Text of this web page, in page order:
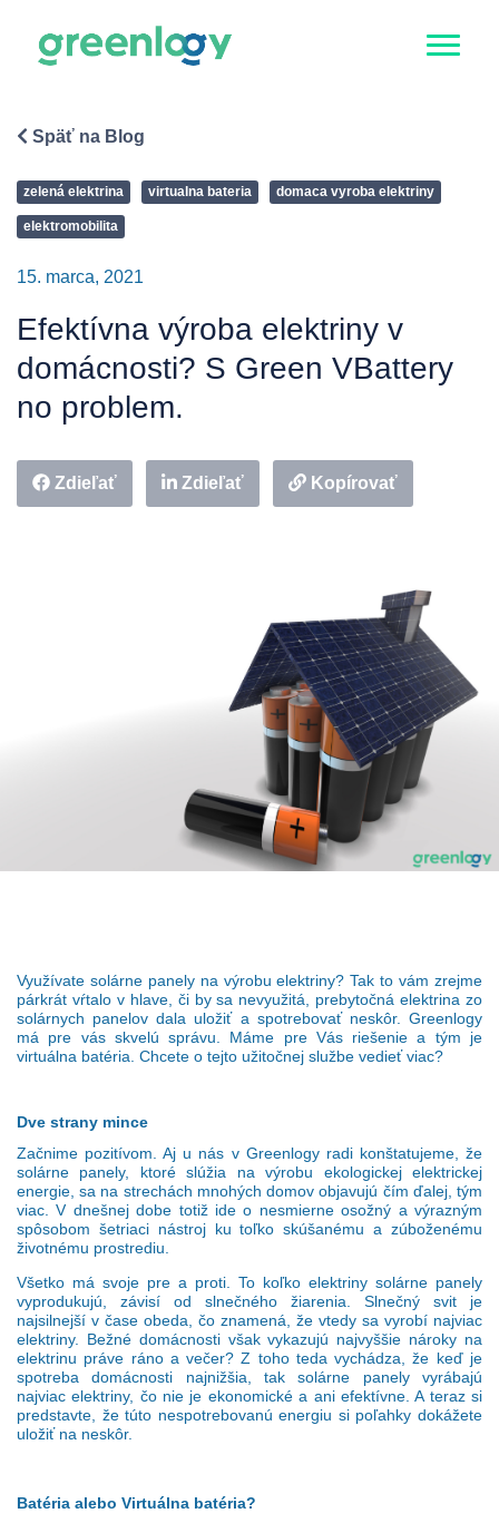
Späť na Blog
zelená elektrina virtualna bateria domaca vyroba elektriny
elektromobilita
15. marca, 2021
Efektívna výroba elektriny v
domácnosti? S Green VBattery
no problem.
Zdieľať Zdieľať Kopírovať
Využívate solárne panely na výrobu elektriny? Tak to vám zrejme
párkrát vŕtalo v hlave, či by sa nevyužitá, prebytočná elektrina zo
solárnych panelov dala uložiť a spotrebovať neskôr. Greenlogy
má pre vás skvelú správu. Máme pre Vás riešenie a tým je
virtuálna batéria. Chcete o tejto užitočnej službe vedieť viac?
Dve strany mince
Začnime pozitívom. Aj u nás v Greenlogy radi konštatujeme, že
solárne panely, ktoré slúžia na výrobu ekologickej elektrickej
energie, sa na strechách mnohých domov objavujú čím ďalej, tým
viac. V dnešnej dobe totiž ide o nesmierne osožný a výrazným
spôsobom šetriaci nástroj ku toľko skúšanému a zúboženému
životnému prostrediu.
Všetko má svoje pre a proti. To koľko elektriny solárne panely
vyprodukujú, závisí od slnečného žiarenia. Slnečný svit je
najsilnejší v čase obeda, čo znamená, že vtedy sa vyrobí najviac
elektriny. Bežné domácnosti však vykazujú najvyššie nároky na
elektrinu práve ráno a večer? Z toho teda vychádza, že keď je
spotreba domácnosti najnižšia, tak solárne panely vyrábajú
najviac elektriny, čo nie je ekonomické a ani efektívne. A teraz si
predstavte, že túto nespotrebovanú energiu si poľahky dokážete
uložiť na neskôr.
Batéria alebo Virtuálna batéria?